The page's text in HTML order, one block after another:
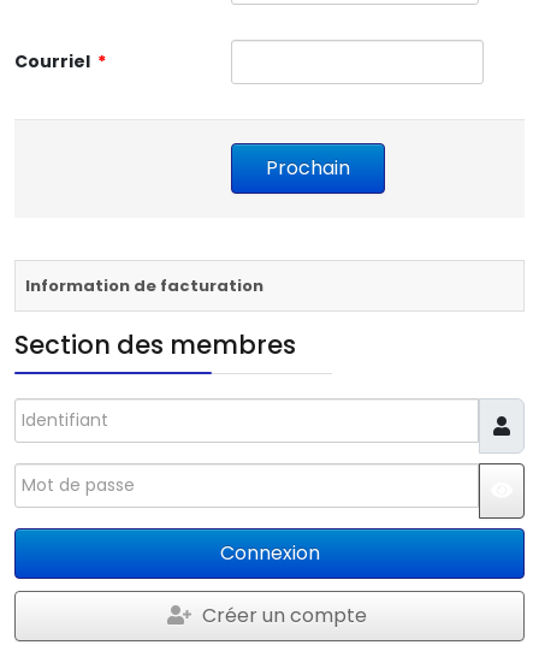
Courriel *
Information de facturation
Section des membres
Identifiant
Mot de passe
Connexion
Créer un compte